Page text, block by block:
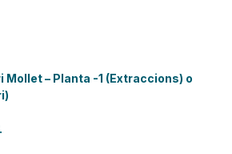
– Planta -1 (Extraccions) o